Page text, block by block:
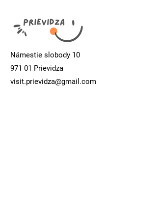
Námestie slobody 10
971 01 Prievidza
visit.prievidza@gmail.com